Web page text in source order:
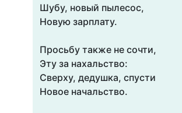
Шубу, новый пылесос,
Новую зарплату.
Просьбу также не сочти,
Эту за нахальство:
Сверху, дедушка, спусти
Новое начальство.